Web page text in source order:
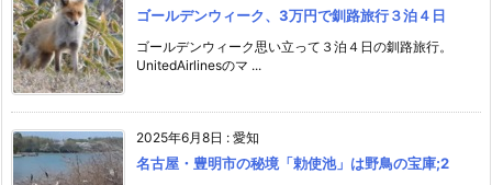
ゴールデンウィーク、3万円で釧路旅行３泊４日
ゴールデンウィーク思い立って３泊４日の釧路旅行。
UnitedAirlinesのマ ...
2025年6月8日 : 愛知
名古屋・豊明市の秘境「勅使池」は野鳥の宝庫;2